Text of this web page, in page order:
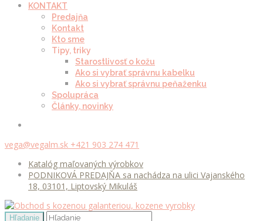
KONTAKT
Predajňa
Kontakt
Kto sme
Tipy, triky
Starostlivosť o kožu
Ako si vybrať správnu kabelku
Ako si vybrať správnu peňaženku
Spolupráca
Články, novinky
vega@vegalm.sk +421 903 274 471
Katalóg maľovaných výrobkov
PODNIKOVÁ PREDAJŇA sa nachádza na ulici Vajanského
18, 03101, Liptovský Mikuláš